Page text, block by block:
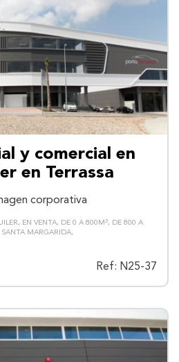
y comercial en
en Terrassa
corporativa
EN VENTA DE 0 A 800M²
DE 800 A
SANTA MARGARIDA
Ref: N25-37